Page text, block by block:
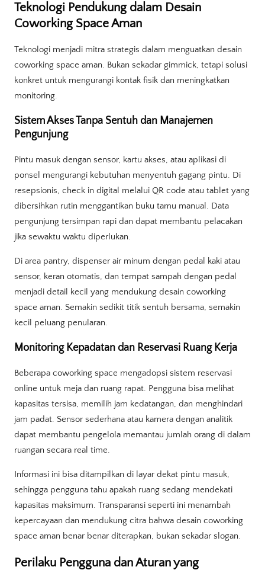
Teknologi Pendukung dalam Desain
Coworking Space Aman
Teknologi menjadi mitra strategis dalam menguatkan desain
coworking space aman. Bukan sekadar gimmick, tetapi solusi
konkret untuk mengurangi kontak fisik dan meningkatkan
monitoring.
Sistem Akses Tanpa Sentuh dan Manajemen
Pengunjung
Pintu masuk dengan sensor, kartu akses, atau aplikasi di
ponsel mengurangi kebutuhan menyentuh gagang pintu. Di
resepsionis, check in digital melalui QR code atau tablet yang
dibersihkan rutin menggantikan buku tamu manual. Data
pengunjung tersimpan rapi dan dapat membantu pelacakan
jika sewaktu waktu diperlukan.
Di area pantry, dispenser air minum dengan pedal kaki atau
sensor, keran otomatis, dan tempat sampah dengan pedal
menjadi detail kecil yang mendukung desain coworking
space aman. Semakin sedikit titik sentuh bersama, semakin
kecil peluang penularan.
Monitoring Kepadatan dan Reservasi Ruang Kerja
Beberapa coworking space mengadopsi sistem reservasi
online untuk meja dan ruang rapat. Pengguna bisa melihat
kapasitas tersisa, memilih jam kedatangan, dan menghindari
jam padat. Sensor sederhana atau kamera dengan analitik
dapat membantu pengelola memantau jumlah orang di dalam
ruangan secara real time.
Informasi ini bisa ditampilkan di layar dekat pintu masuk,
sehingga pengguna tahu apakah ruang sedang mendekati
kapasitas maksimum. Transparansi seperti ini menambah
kepercayaan dan mendukung citra bahwa desain coworking
space aman benar benar diterapkan, bukan sekadar slogan.
Perilaku Pengguna dan Aturan yang